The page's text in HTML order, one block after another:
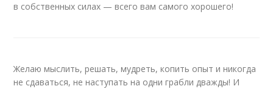
в собственных силах — всего вам самого хорошего!
Желаю мыслить, решать, мудреть, копить опыт и никогда
не сдаваться, не наступать на одни грабли дважды! И